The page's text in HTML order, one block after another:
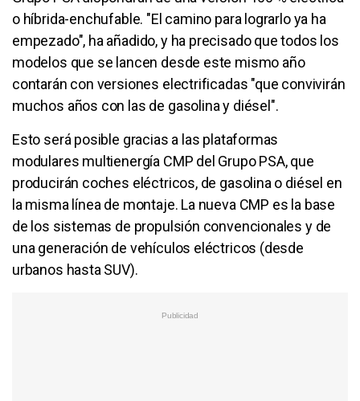
o híbrida-enchufable. "El camino para lograrlo ya ha
empezado", ha añadido, y ha precisado que todos los
modelos que se lancen desde este mismo año
contarán con versiones electrificadas "que convivirán
muchos años con las de gasolina y diésel".
Esto será posible gracias a las plataformas
modulares multienergía CMP del Grupo PSA, que
producirán coches eléctricos, de gasolina o diésel en
la misma línea de montaje. La nueva CMP es la base
de los sistemas de propulsión convencionales y de
una generación de vehículos eléctricos (desde
urbanos hasta SUV).